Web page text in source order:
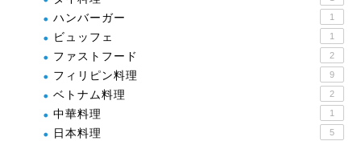
ハンバーガー 1
ビュッフェ 1
ファストフード 2
フィリピン料理 9
ベトナム料理 2
中華料理 1
日本料理 5